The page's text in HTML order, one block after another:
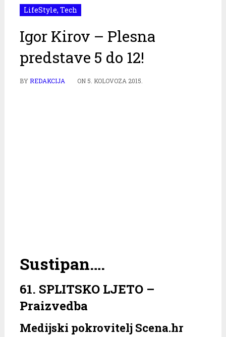
LifeStyle, Tech
Igor Kirov – Plesna
predstave 5 do 12!
BYREDAKCIJA ON 5. KOLOVOZA 2015.
Sustipan….
61. SPLITSKO LJETO –
Praizvedba
Medijski pokrovitelj Scena.hr